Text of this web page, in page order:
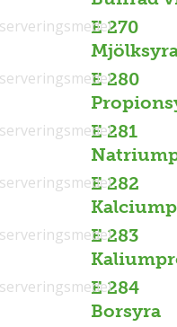
E 270
E 280
E 281
E 282
E 283
E 284
Borsyra